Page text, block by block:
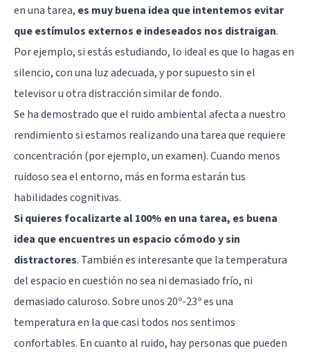
en una tarea, es muy buena idea que intentemos evitar
que estímulos externos e indeseados nos distraigan.
Por ejemplo, si estás estudiando, lo ideal es que lo hagas en
silencio, con una luz adecuada, y por supuesto sin el
televisor u otra distracción similar de fondo.
Se ha demostradoque el ruido ambiental afecta a nuestro
rendimiento si estamos realizando una tarea que requiere
concentración (por ejemplo, un examen). Cuando menos
ruidoso sea el entorno, más en forma estarán tus
habilidades cognitivas.
Si quieres focalizarte al 100% en una tarea, es buena
idea que encuentres un espacio cómodo y sin
distractores. También es interesante que la temperatura
del espacio en cuestión no sea ni demasiado frío, ni
demasiado caluroso. Sobre unos 20º-23º es una
temperatura en la que casi todos nos sentimos
confortables. En cuanto al ruido, hay personas que pueden